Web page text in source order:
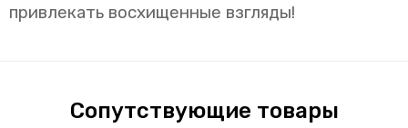
привлекать восхищенные взгляды!
Сопутствующие товары